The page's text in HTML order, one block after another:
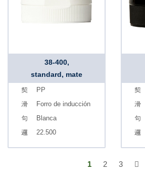
38-400,
standard, mate
PP
Forro de inducción
Blanca
22.500
1 2 3